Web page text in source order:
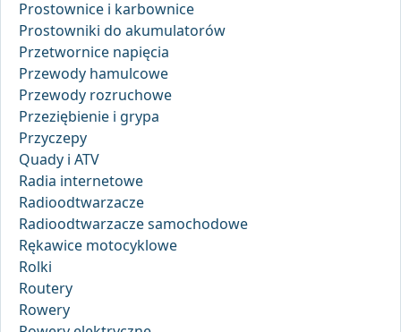
Prostownice i karbownice
Prostowniki do akumulatorów
Przetwornice napięcia
Przewody hamulcowe
Przewody rozruchowe
Przeziębienie i grypa
Przyczepy
Quady i ATV
Radia internetowe
Radioodtwarzacze
Radioodtwarzacze samochodowe
Rękawice motocyklowe
Rolki
Routery
Rowery